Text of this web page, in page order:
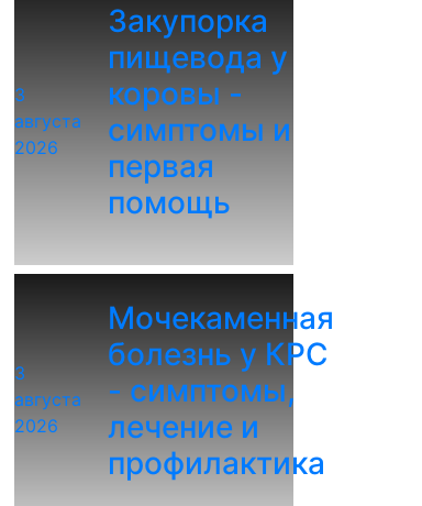
3
августа
2026
Закупорка
пищевода у
коровы -
симптомы и
первая
помощь
3
августа
2026
Мочекаменная
болезнь у КРС
- симптомы,
лечение и
профилактика